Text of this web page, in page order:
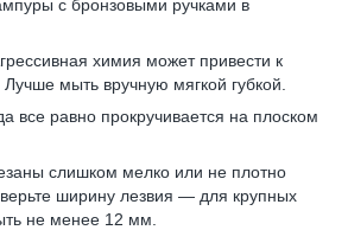
с бронзовыми ручками в
химия может привести к
мыть вручную мягкой губкой.
все равно прокручивается на плоском
слишком мелко или не плотно
ширину лезвия — для крупных
не менее 12 мм.